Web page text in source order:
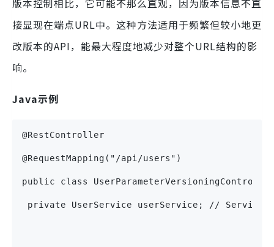
版本控制相比，它可能不那么直观，因为版本信息不直
接显现在端点URL中。这种方法适用于频繁但较小地更
改版本的API，能最大程度地减少对整个URL结构的影
响。
Java示例
@RestController
@RequestMapping("/api/users")
public class
private UserService userService; // Service